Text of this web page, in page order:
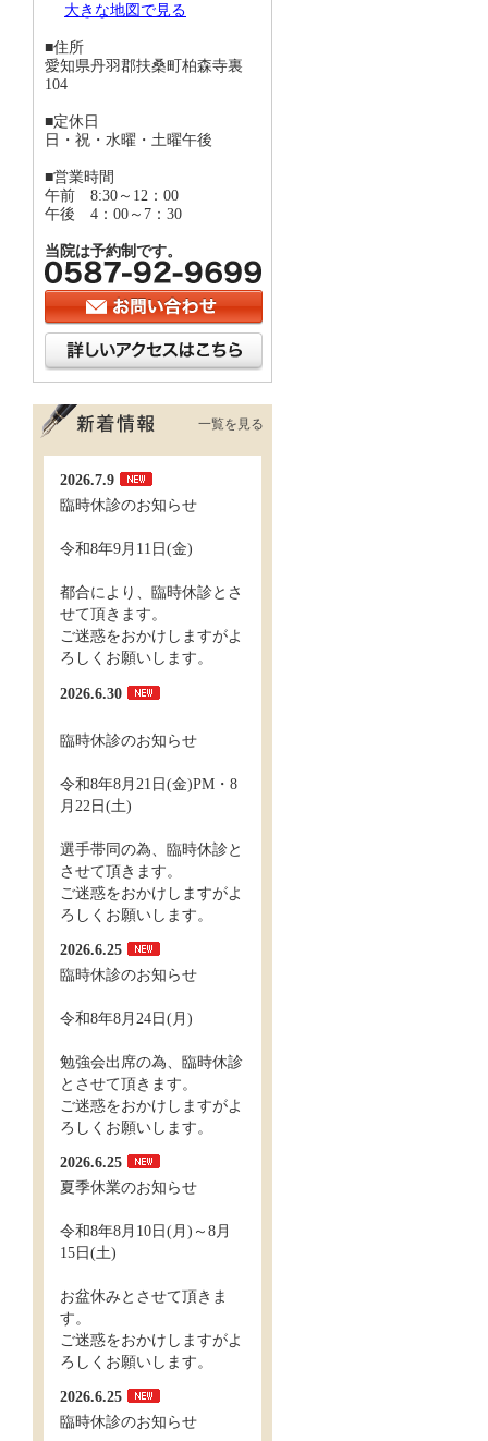
大きな地図で見る
■住所
愛知県丹羽郡扶桑町柏森寺裏
104
■定休日
日・祝・水曜・土曜午後
■営業時間
午前 8:30～12：00
午後 4：00～7：30
当院は予約制です。
一覧を見る
2026.7.9
臨時休診のお知らせ
令和8年9月11日(金)
都合により、臨時休診とさ
せて頂きます。
ご迷惑をおかけしますがよ
ろしくお願いします。
2026.6.30
臨時休診のお知らせ
令和8年8月21日(金)PM・8
月22日(土)
選手帯同の為、臨時休診と
させて頂きます。
ご迷惑をおかけしますがよ
ろしくお願いします。
2026.6.25
臨時休診のお知らせ
令和8年8月24日(月)
勉強会出席の為、臨時休診
とさせて頂きます。
ご迷惑をおかけしますがよ
ろしくお願いします。
2026.6.25
夏季休業のお知らせ
令和8年8月10日(月)～8月
15日(土)
お盆休みとさせて頂きま
す。
ご迷惑をおかけしますがよ
ろしくお願いします。
2026.6.25
臨時休診のお知らせ